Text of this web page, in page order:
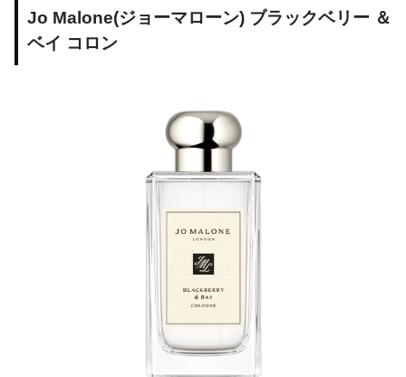
Jo Malone(ジョーマローン) ブラックベリー ＆
ベイ コロン